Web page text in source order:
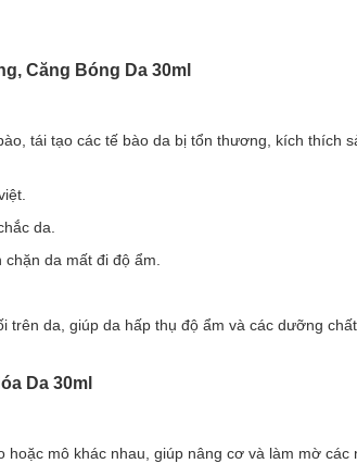
tróc
thiết cho da.
da, giúp da hấp thụ độ ẩm và các dưỡng chất
hấp thụ dưỡng chất của mặt nạ cho da thông qua
một mạng lưới dẫn truyền theo chiều sâu,
dưỡng chất hoạt động mang lại hiệu quả tối
Căng Bóng Da 30ml
tái tạo các tế bào da bị tổn thương, kích thích
da.
da mất đi độ ẩm.
trên da, giúp da hấp thụ độ ẩm và các dưỡng
Da 30ml
mô khác nhau, giúp nâng cơ và làm mờ các